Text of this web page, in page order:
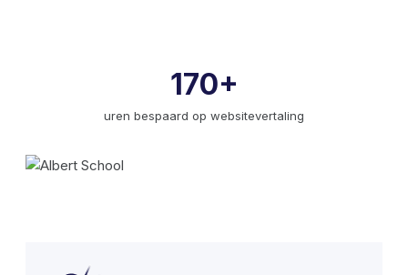
170+
uren bespaard op websitevertaling